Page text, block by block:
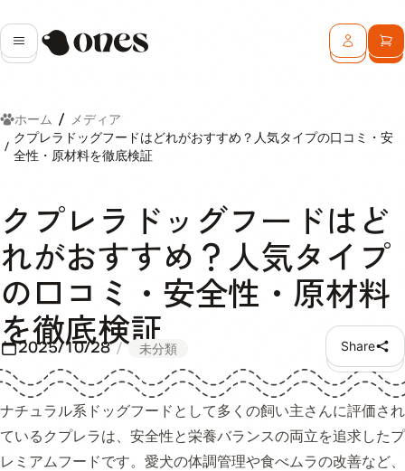
メニューOnes ログインカ
ホーム
メディア
クプレラドッグフードはどれがおすすめ？人気タイプの口コミ・安
全性・原材料を徹底検証
クプレラドッグフードはど
れがおすすめ？人気タイプ
の口コミ・安全性・原材料
を徹底検証
2025/10/28 未分類 Share
ナチュラル系ドッグフードとして多くの飼い主さんに評価され
ているクプレラは、安全性と栄養バランスの両立を追求したプ
レミアムフードです。愛犬の体調管理や食べムラの改善など、